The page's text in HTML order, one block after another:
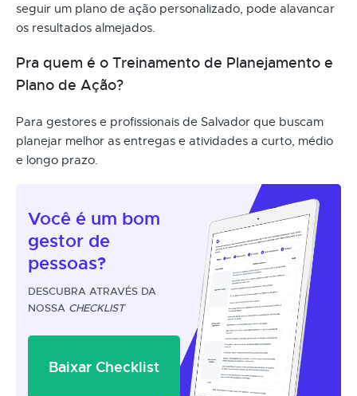
seguir um plano de ação personalizado, pode alavancar
os resultados almejados.
Pra quem é o Treinamento de Planejamento e
Plano de Ação?
Para gestores e profissionais de Salvador que buscam
planejar melhor as entregas e atividades a curto, médio
e longo prazo.
Você é um bom
gestor de
pessoas?
DESCUBRA ATRAVÉS DA
NOSSA CHECKLIST
Baixar Checklist